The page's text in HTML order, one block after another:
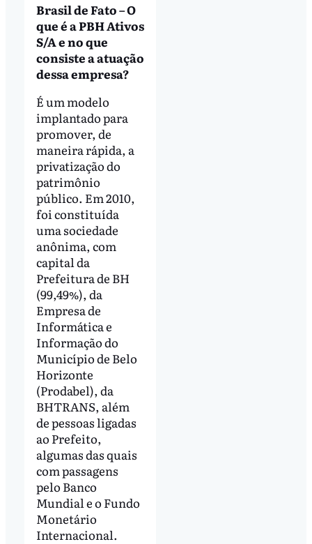
Brasil de Fato – O
que é a PBH Ativos
S/A e no que
consiste a atuação
dessa empresa?
É um modelo
implantado para
promover, de
maneira rápida, a
privatização do
patrimônio
público. Em 2010,
foi constituída
uma sociedade
anônima, com
capital da
Prefeitura de BH
(99,49%), da
Empresa de
Informática e
Informação do
Município de Belo
Horizonte
(Prodabel), da
BHTRANS, além
de pessoas ligadas
ao Prefeito,
algumas das quais
com passagens
pelo Banco
Mundial e o Fundo
Monetário
Internacional.